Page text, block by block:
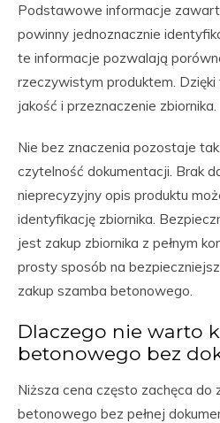
Podstawowe informacje
powinny jednoznacznie
te informacje pozwalają
rzeczywistym produktem. Dzięki
jakość i przeznaczenie zbiornika.
Nie bez znaczenia pozostaje
czytelność dokumentacji. Brak
nieprecyzyjny opis produktu
identyfikację zbiornika.
jest zakup zbiornika z pełnym
prosty sposób na
zakup szamba betonowego.
Dlaczego nie warto
betonowego bez
Niższa cena często zachęca do
betonowego bez pełnej